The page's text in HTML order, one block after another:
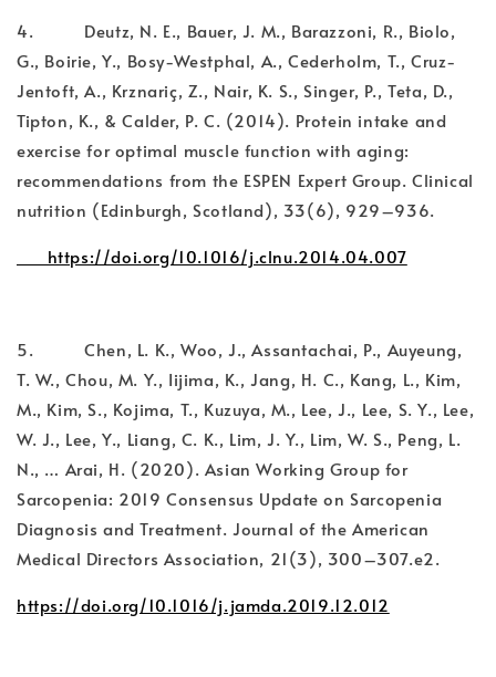
4. Deutz, N. E., Bauer, J. M., Barazzoni, R., Biolo,
G., Boirie, Y., Bosy-Westphal, A., Cederholm, T., Cruz-
Jentoft, A., Krznariç, Z., Nair, K. S., Singer, P., Teta, D.,
Tipton, K., & Calder, P. C. (2014). Protein intake and
exercise for optimal muscle function with aging:
recommendations from the ESPEN Expert Group. Clinical
nutrition (Edinburgh, Scotland), 33(6), 929–936.
https://doi.org/10.1016/j.clnu.2014.04.007
5. Chen, L. K., Woo, J., Assantachai, P., Auyeung,
T. W., Chou, M. Y., Iijima, K., Jang, H. C., Kang, L., Kim,
M., Kim, S., Kojima, T., Kuzuya, M., Lee, J., Lee, S. Y., Lee,
W. J., Lee, Y., Liang, C. K., Lim, J. Y., Lim, W. S., Peng, L.
N., … Arai, H. (2020). Asian Working Group for
Sarcopenia: 2019 Consensus Update on Sarcopenia
Diagnosis and Treatment. Journal of the American
Medical Directors Association, 21(3), 300–307.e2.
https://doi.org/10.1016/j.jamda.2019.12.012